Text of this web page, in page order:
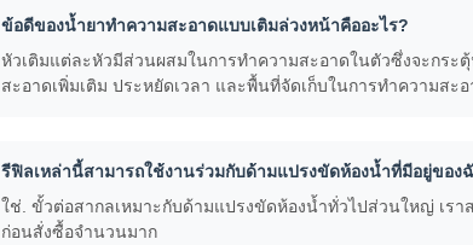
ข้อดีของน้ำยาทำความสะอาดแบบเติมล่วงหน้าคืออะไร?
หัวเติมแต่ละหัวมีส่วนผสมในการทำความสะอาดในตัวซึ่งจะกระ
สะอาดเพิ่มเติม ประหยัดเวลา และพื้นที่จัดเก็บในการทำความสะ
รีฟิลเหล่านี้สามารถใช้งานร่วมกับด้ามแปรงขัดห้องน้ำที่มีอยู่ของ
ใช่. ขั้วต่อสากลเหมาะกับด้ามแปรงขัดห้องน้ำทั่วไปส่วนใหญ่ เร
ก่อนสั่งซื้อจำนวนมาก